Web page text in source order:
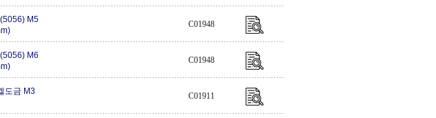
M5
C01948
M6
C01948
도금 M3
C01911